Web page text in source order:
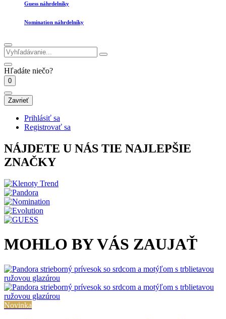
Guess náhrdelníky
Nomination náhrdelníky
Hľadáte niečo?
0
Zavrieť
Prihlásiť sa
Registrovať sa
NÁJDETE U NÁS TIE NAJLEPŠIE
ZNAČKY
MOHLO BY VÁS ZAUJAŤ
Novinka